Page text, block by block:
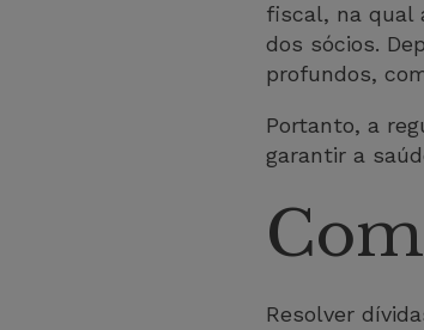
fiscal, na qual
dos sócios.
profundos,
Portanto, a
garantir a
Resolver